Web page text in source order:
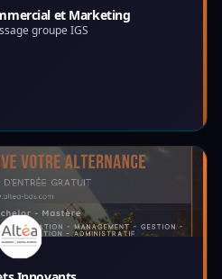
et Marketing
groupe IGS